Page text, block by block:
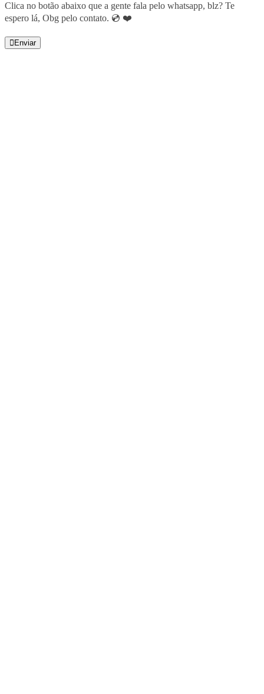
Clica no botão abaixo que a gente fala pelo whatsapp, blz? Te
espero lá, Obg pelo contato. 💿 ❤️
Enviar